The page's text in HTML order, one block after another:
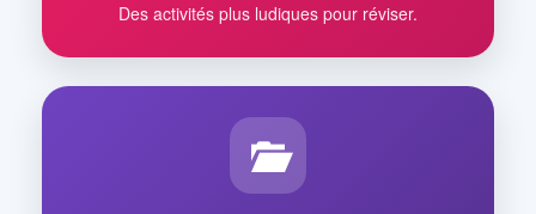
Des activités plus ludiques pour réviser.